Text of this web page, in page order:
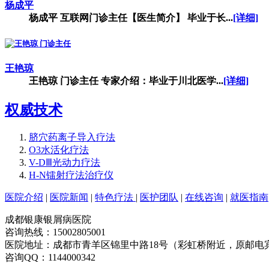
杨成平
杨成平 互联网门诊主任【医生简介】 毕业于长...[详细]
王艳琼
王艳琼 门诊主任 专家介绍：毕业于川北医学...[详细]
权威技术
脐穴药离子导入疗法
O3水活化疗法
V-DⅢ光动力疗法
H-N镭射疗法治疗仪
医院介绍 | 医院新闻 | 特色疗法 | 医护团队 | 在线咨询 | 就医指南
成都银康银屑病医院
咨询热线：15002805001
医院地址：成都市青羊区锦里中路18号（彩虹桥附近，原邮电
咨询QQ：1144000342